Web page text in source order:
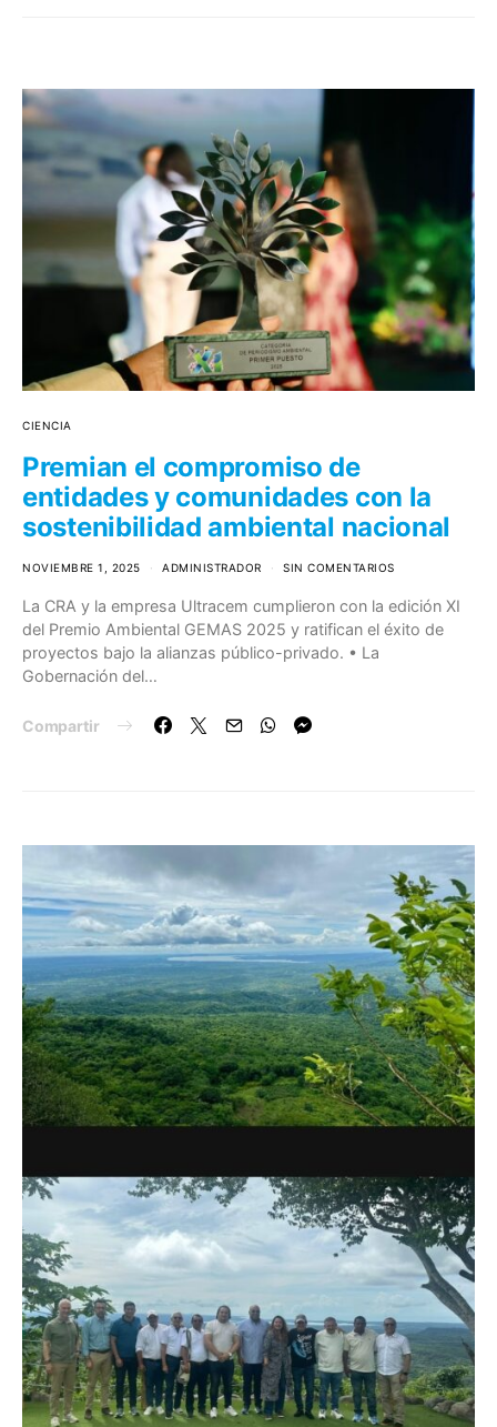
CIENCIA
Premian el compromiso de
entidades y comunidades con la
sostenibilidad ambiental nacional
NOVIEMBRE 1, 2025 ADMINISTRADOR SIN COMENTARIOS
La CRA y la empresa Ultracem cumplieron con la edición XI
del Premio Ambiental GEMAS 2025 y ratifican el éxito de
proyectos bajo la alianzas público-privado. • La
Gobernación del…
Compartir